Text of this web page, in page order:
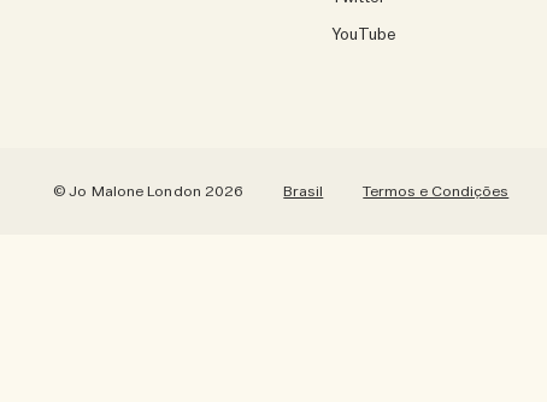
YouTube
Brasil Termos e Condições
© Jo Malone London 2026